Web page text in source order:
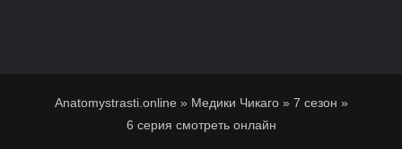
Anatomystrasti.online » Медики Чикаго» 7 сезон »
6 серия смотреть онлайн